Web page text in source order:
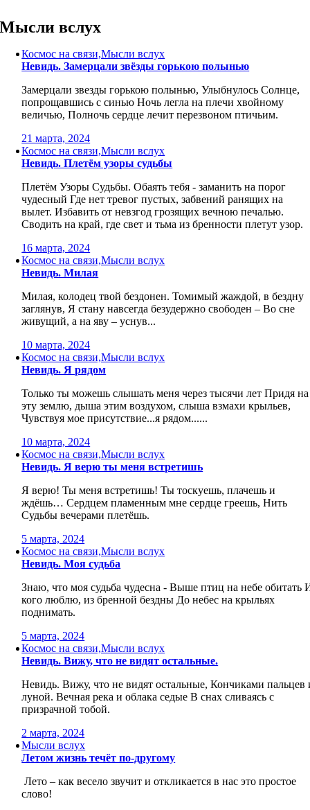
to
content
Мысли вслух
Космос на связи,Мысли вслух
Невидь. Замерцали звёзды горькою полынью
Замерцали звезды горькою полынью, Улыбнулось Солнце,
попрощавшись с синью Ночь легла на плечи хвойному
величью, Полночь сердце лечит перезвоном птичьим.
21 марта, 2024
Космос на связи,Мысли вслух
Невидь. Плетём узоры судьбы
Плетём Узоры Судьбы. Обаять тебя - заманить на порог
чудесный Где нет тревог пустых, забвений ранящих на
вылет. Избавить от невзгод грозящих вечною печалью.
Сводить на край, где свет и тьма из бренности плетут узор.
16 марта, 2024
Космос на связи,Мысли вслух
Невидь. Милая
Милая, колодец твой бездонен. Томимый жаждой, в бездну
заглянув, Я стану навсегда безудержно свободен – Во сне
живущий, а на яву – уснув...
10 марта, 2024
Космос на связи,Мысли вслух
Невидь. Я рядом
Только ты можешь слышать меня через тысячи лет Придя на
эту землю, дыша этим воздухом, слыша взмахи крыльев,
Чувствуя мое присутствие...я рядом......
10 марта, 2024
Космос на связи,Мысли вслух
Невидь. Я верю ты меня встретишь
Я верю! Ты меня встретишь! Ты тоскуешь, плачешь и
ждёшь… Сердцем пламенным мне сердце греешь, Нить
Судьбы вечерами плетёшь.
5 марта, 2024
Космос на связи,Мысли вслух
Невидь. Моя судьба
Знаю, что моя судьба чудесна - Выше птиц на небе обитать
кого люблю, из бренной бездны До небес на крыльях
поднимать.
5 марта, 2024
Космос на связи,Мысли вслух
Невидь. Вижу, что не видят остальные.
Невидь. Вижу, что не видят остальные, Кончиками пальцев
луной. Вечная река и облака седые В снах сливаясь с
призрачной тобой.
2 марта, 2024
Мысли вслух
Летом жизнь течёт по-другому
Лето – как весело звучит и откликается в нас это простое
слово!